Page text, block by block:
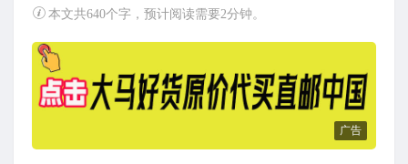
本文共640个字，预计阅读需要2分钟。
广告